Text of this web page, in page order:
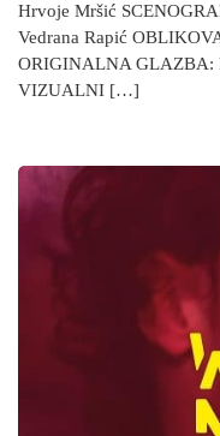
Hrvoje Mršić
Vedrana Rapić
ORIGINALNA GLAZBA:
VIZUALNI […]